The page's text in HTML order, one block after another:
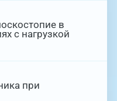
в
с нагрузкой
при